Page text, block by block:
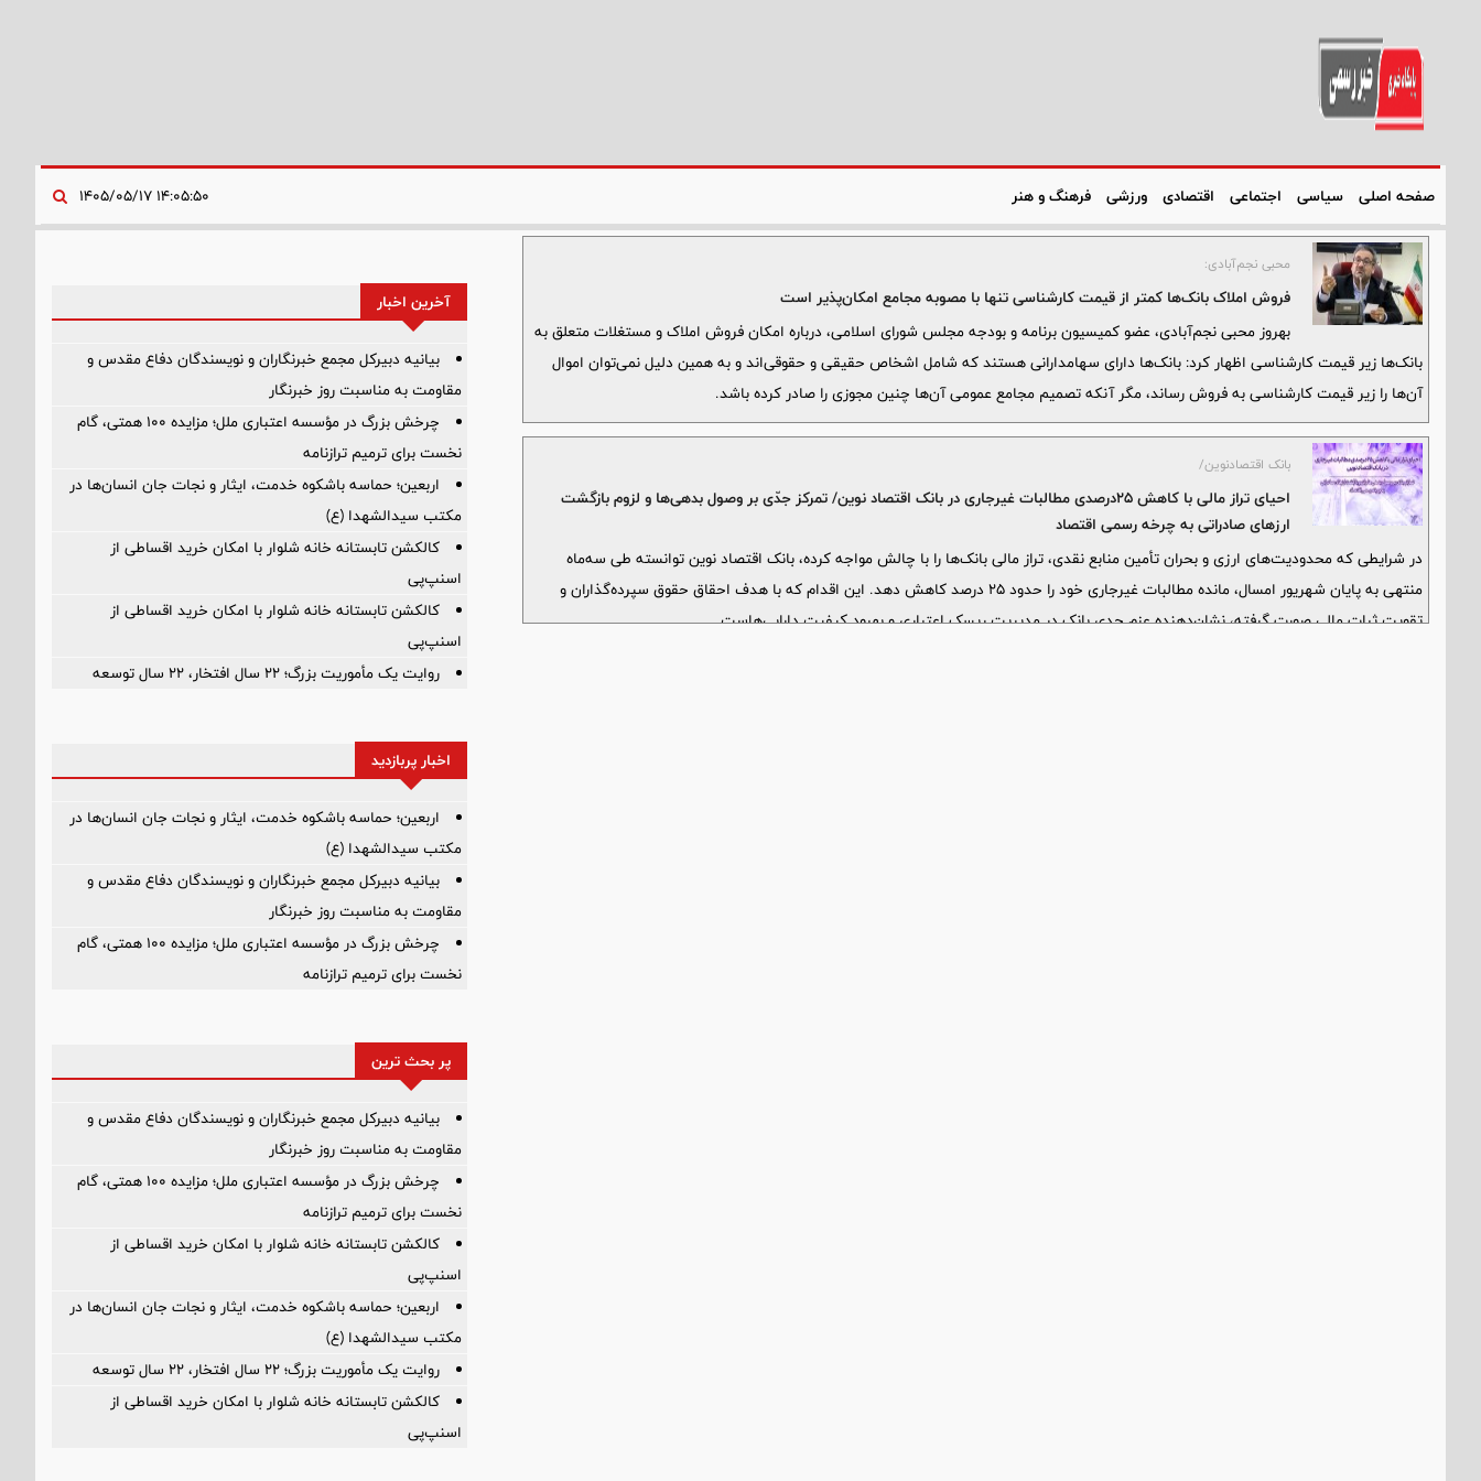
صفحه اصلی سیاسی اجتماعی اقتصادی ورزشی فرهنگ و هنر
محبی نجم‌آبادی:
فروش املاک بانک‌ها کمتر از قیمت کارشناسی تنها با مصوبه مجامع امکان‌پذیر است
بهروز محبی نجم‌آبادی، عضو کمیسیون برنامه و بودجه مجلس شورای اسلامی، درباره امکان فروش املاک و مستغلات متعلق به
بانک‌ها زیر قیمت کارشناسی اظهار کرد: بانک‌ها دارای سهامدارانی هستند که شامل اشخاص حقیقی و حقوقی‌اند و به همین دلیل نمی‌توان اموال
آن‌ها را زیر قیمت کارشناسی به فروش رساند، مگر آنکه تصمیم مجامع عمومی آن‌ها چنین مجوزی را صادر کرده باشد.
بانک اقتصادنوین/
احیای تراز مالی با کاهش ۲۵‌درصدی مطالبات غیرجاری در بانک اقتصاد نوین/ تمرکز جدّی بر وصول بدهی‌ها و لزوم بازگشت
ارزهای صادراتی به چرخه رسمی اقتصاد
در شرایطی که محدودیت‌های ارزی و بحران تأمین منابع نقدی، تراز مالی بانک‌ها را با چالش مواجه کرده، بانک اقتصاد نوین توانسته طی سه‌ماه
منتهی به پایان شهریور امسال، مانده مطالبات غیرجاری خود را حدود ۲۵ درصد کاهش دهد. این اقدام که با هدف احقاق حقوق سپرده‌گذاران و
تقویت ثبات مالی صورت گرفته، نشان‌دهنده عزم جدی بانک در مدیریت ریسک اعتباری و بهبود کیفیت دارایی‌هاست.
آخرین اخبار
بیانیه دبیرکل مجمع خبرنگاران و نویسندگان دفاع مقدس و
مقاومت به مناسبت روز خبرنگار
چرخش بزرگ در مؤسسه اعتباری ملل؛ مزایده ۱۰۰ همتی، گام
نخست برای ترمیم ترازنامه
اربعین؛ حماسه باشکوه خدمت، ایثار و نجات جان انسان‌ها در
مکتب سیدالشهدا (ع)
کالکشن تابستانه خانه شلوار با امکان خرید اقساطی از
اسنپ‌پی
کالکشن تابستانه خانه شلوار با امکان خرید اقساطی از
اسنپ‌پی
روایت یک مأموریت بزرگ؛ ۲۲ سال افتخار، ۲۲ سال توسعه
اخبار پربازدید
اربعین؛ حماسه باشکوه خدمت، ایثار و نجات جان انسان‌ها در
مکتب سیدالشهدا (ع)
بیانیه دبیرکل مجمع خبرنگاران و نویسندگان دفاع مقدس و
مقاومت به مناسبت روز خبرنگار
چرخش بزرگ در مؤسسه اعتباری ملل؛ مزایده ۱۰۰ همتی، گام
نخست برای ترمیم ترازنامه
پر بحث ترین
بیانیه دبیرکل مجمع خبرنگاران و نویسندگان دفاع مقدس و
مقاومت به مناسبت روز خبرنگار
چرخش بزرگ در مؤسسه اعتباری ملل؛ مزایده ۱۰۰ همتی، گام
نخست برای ترمیم ترازنامه
کالکشن تابستانه خانه شلوار با امکان خرید اقساطی از
اسنپ‌پی
اربعین؛ حماسه باشکوه خدمت، ایثار و نجات جان انسان‌ها در
مکتب سیدالشهدا (ع)
روایت یک مأموریت بزرگ؛ ۲۲ سال افتخار، ۲۲ سال توسعه
کالکشن تابستانه خانه شلوار با امکان خرید اقساطی از
اسنپ‌پی